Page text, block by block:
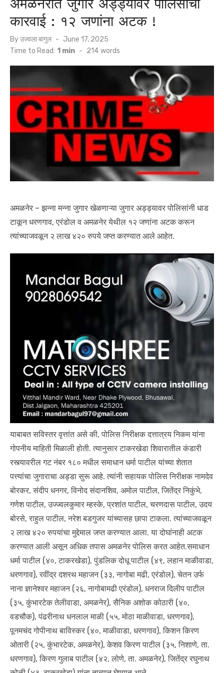
अमळनेरात जुगार अड्ड्यावर पोलिसांची
कारवाई : १२ जणांना अटक !
Byउज्वला बागुल
Posted
on
June 17, 2025
Time to Read: 1 min - 214 words
अमळनेर – झन्ना मन्ना जुगार खेळणाऱ्या जुगार अड्ड्यावर पोलिसांनी धाड
टाकून धरणगाव, एरंडोल व अमळनेर येथील १२ जणांना अटक करून
त्यांच्याजवळून २ लाख ४२० रुपये जप्त करण्यात आले आहेत.
याबाबत सविस्तर वृत्तांत असे की, पोलिस निरीक्षक दत्तात्रय निकम यांना
गोपनीय माहिती मिळाली होती. त्यानुसार टाकरखेडा शिवारातील कंडारी
रस्त्यावरील गट नंबर १८० मधील समाधान धर्मा पाटील यांच्या शेतात
पत्त्यांचा जुगाराचा अड्डा सुरू आहे. त्यांनी सहायक पोलिस निरीक्षक नामदेव
बोरकर, संदीप धनगर, विनोद संदानशिव, अमोल पाटील, जितेंद्र निकुंभे,
गणेश पाटील, उज्ज्वलकुमार म्हस्के, प्रशांत पाटील, चरणदास पाटील, उदय
बोरसे, राहुल पाटील, नरेश बडगुजर यांच्यासह छापा टाकला. त्यांच्याजवळून
२ लाख ४२० रुपयांचा मुद्देमाल जप्त करण्यात आला. या दोघांनाही अटक
करण्यात आली असून अधिक तपास अमळनेर पोलिस करत आहेत.समाधान
धर्मा पाटील (४०, टाकरखेडा), पुंडलिक दोधू पाटील (४९, लहान माळीवाडा,
धरणगाव), रवींद्र दशरथ महाजन (३३, नागोबा मढी, एरंडोल), चेतन उर्फ
नाना ज्ञानेश्वर महाजन (२६, नागोबामढी एरंडोल), धनराज दिलीप पाटील
(३५, कुंभारटेक तेलीवाडा, अमळनेर), सैनिक अशोक कोठारी (४०,
वडचौक), पंढरीनाथ धनलाल माळी (५५, मोठा माळीवाडा, धरणगाव),
पूनमचंद गोपीनाथ बाविस्कर (४०, माळीवाडा, धरणगाव), किशन किरण
ओतारी (२५, कुंभारटेक, अमळनेर), केशव किरण पाटील (३५, निशाणे, ता.
धरणगाव), किरण गुलाब पाटील (४२, लोणे, ता. अमळनेर), जितेंद्र रघुनाथ